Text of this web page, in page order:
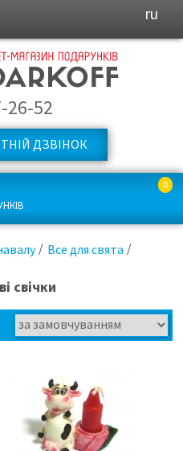
ru
26-52
ДЗВІНОК
0
Все для свята
свічки